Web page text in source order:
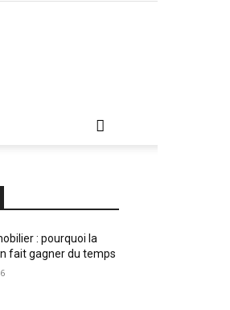
: pourquoi la
fait gagner du temps